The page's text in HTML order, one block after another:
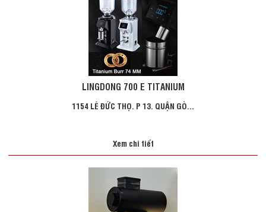
LINGDONG 700 E TITANIUM
1154 LÊ ĐỨC THỌ. P 13. QUẬN GÒ...
Xem chi tiết